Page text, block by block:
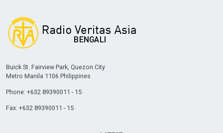
Buick St. Fairview Park, Quezon City
Metro Manila 1106 Philippines
Phone: +632 89390011 - 15
Fax: +632 89390011 - 15